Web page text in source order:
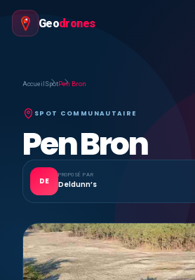
Geodrones
Accueil SpotPen Bron
SPOT COMMUNAUTAIRE
Pen Bron
DE
PROPOSÉ PAR
Deldunn’s